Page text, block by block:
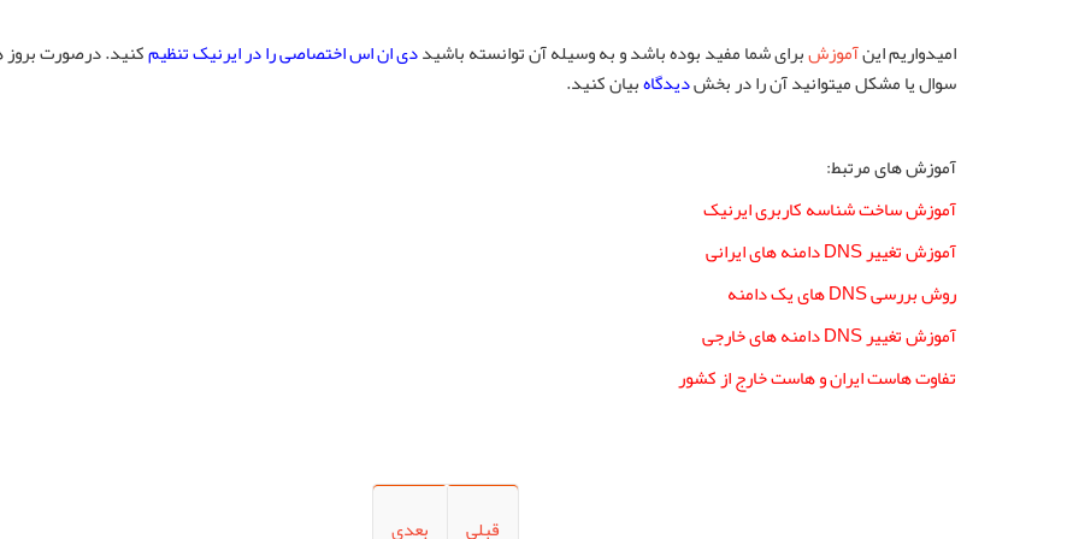
امیدواریم اینآموزشبرای شما مفید بوده باشد و به وسیله آن توانسته باشیددی ان اس اختصاصی را در ایرنیک تنظیمکنید. درصورت بروز
سوال یا مشکل میتوانید آن را در بخشدیدگاهبیان کنید.
آموزش های مرتبط:
آموزش ساخت شناسه کاربری ایرنیک
آموزش تغییر DNS دامنه های ایرانی
روش بررسی DNS های یک دامنه
آموزش تغییر DNS دامنه های خارجی
تفاوت هاست ایران و هاست خارج از کشور
قبلی بعدی